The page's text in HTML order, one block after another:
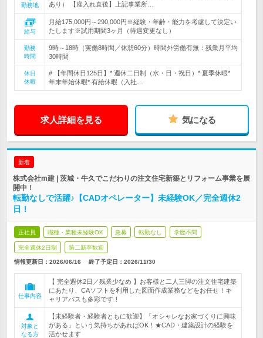
勤務地
あり） 【雇入れ直後】上記事業所…
給与
月給175,000円～290,000円※経験・年齢・能力を考慮して決定い
たします※試用期間3ヶ月（待遇変更なし）
勤務
時間
9時～18時（実働8時間／休憩60分）時間外労働有無：残業月平均
30時間
休日
休暇
# 【年間休日125日】* 週休二日制（水・日・祝日）* 夏季休暇*
年末年始休暇* 有給休暇（入社…
求人詳細を見る 気になる
新着
株式会社m建 | 茨城・牛久でこだわりの注文住宅新築とリフォーム事業を展
開中！
転勤なしで活躍♪【CADオペレーター】未経験OK／完全週休2
日！
正社員 職種・業種未経験OK 急募 転勤なし 学歴不問
完全週休2日制 第二新卒歓迎
情報更新日：2026/06/16 終了予定日： 2026/11/30
仕事内容
【 完全週休2日／残業少なめ 】お客様と二人三脚の注文住宅建築
にあたり、CAソフトを利用した図面作成業務などをお任せ！キ
ャリアパスも多彩です！
対象と
なる方
【未経験者・経験者ともに歓迎】「オシャレなお家づくりに興味
がある」という気持ちがあればOK！★CAD・建築設計の経験を
活かせます